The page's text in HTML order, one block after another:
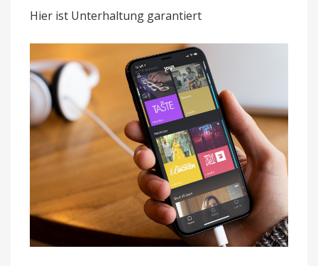
jetzt
Hier ist Unterhaltung garantiert